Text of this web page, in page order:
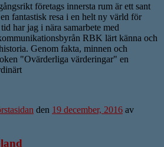
företags innersta rum är ett sant
fantastisk resa i en helt ny värld för
har jag i nära samarbete med
RBK lärt känna och
Genom fakta, minnen och
"Ovärderliga värderingar" en
den 19 december, 2016 av